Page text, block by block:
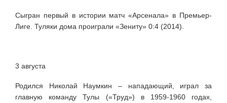
Сыгран первый в истории матч «Арсенала» в Премьер-
Лиге. Туляки дома проиграли «Зениту» 0:4 (2014).
3 августа
Родился Николай Наумкин – нападающий, играл за
главную команду Тулы («Труд») в 1959-1960 годах,